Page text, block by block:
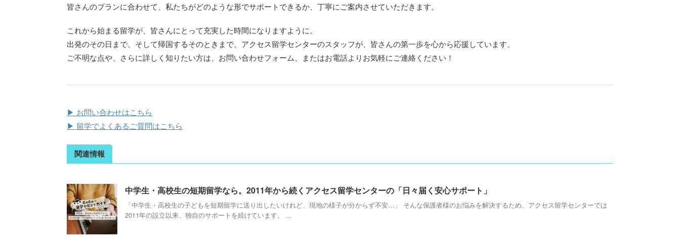
皆さんのプランに合わせて、私たちがどのような形でサポートできるか、丁寧にご案内させていただきます。
これから始まる留学が、皆さんにとって充実した時間になりますように。
出発のその日まで、そして帰国するそのときまで。アクセス留学センターのスタッフが、皆さんの第一歩を心から応援しています。
ご不明な点や、さらに詳しく知りたい方は、お問い合わせフォーム、またはお電話よりお気軽にご連絡ください！
▶ お問い合わせはこちら
▶ 留学でよくあるご質問はこちら
関連情報
中学生・高校生の短期留学なら。2011年から続くアクセス留学センターの「日々届く安心サポート」
「中学生・高校生の子どもを短期留学に送り出したいけれど、現地の様子が分からず不安…」 そんな保護者様のお悩みを解決するため、アクセス留学センターでは
2011年の設立以来、独自のサポートを続けています。 ...